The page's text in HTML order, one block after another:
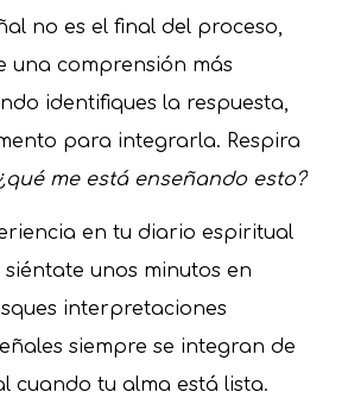
no es el final del proceso,
una comprensión más
identifiques la respuesta,
para integrarla. Respira
me está enseñando esto?
en tu diario espiritual
unos minutos en
interpretaciones
siempre se integran de
cuando tu alma está lista.